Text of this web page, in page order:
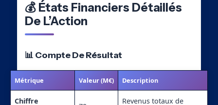
💰 États Financiers Détaillés
De L’Action
📊 Compte De Résultat
Métrique Valeur (M€) Description
Chiffre
Revenus totaux de